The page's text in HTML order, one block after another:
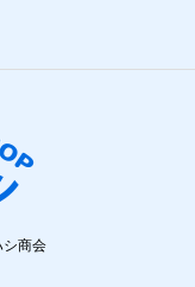
商会